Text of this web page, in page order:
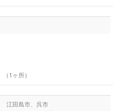
（1ヶ所）
江田島市、呉市